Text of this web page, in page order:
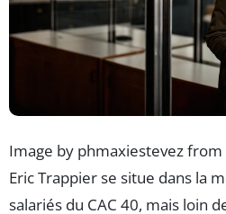
Image by phmaxiestevez from
Eric Trappier se situe dans la
salariés du CAC 40, mais loin